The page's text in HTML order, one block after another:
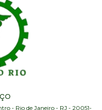
- Rio de Janeiro - RJ - 20051-